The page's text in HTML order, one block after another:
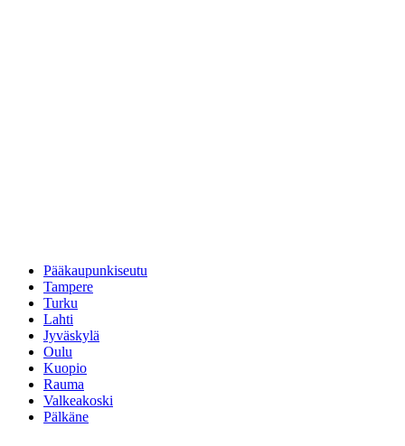
Pääkaupunkiseutu
Tampere
Turku
Lahti
Jyväskylä
Oulu
Kuopio
Rauma
Valkeakoski
Pälkäne